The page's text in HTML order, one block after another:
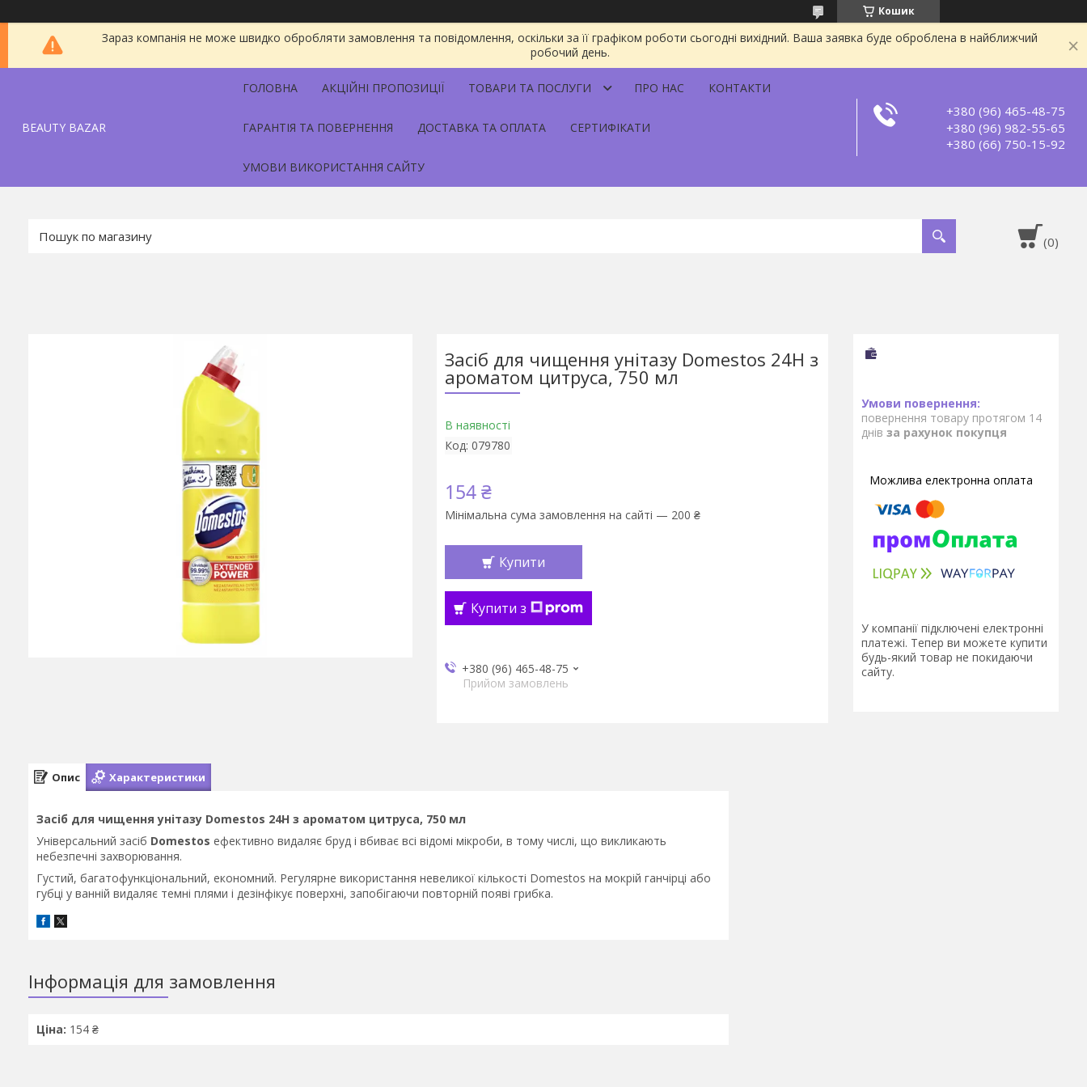
Кошик
Зараз компанія не може швидко обробляти замовлення та повідомлення, оскільки за її графіком роботи сьогодні вихідний. Ваша заявка буде оброблена в найближчий
робочий день.
BEAUTY BAZAR
ГОЛОВНА АКЦІЙНІ ПРОПОЗИЦІЇ ТОВАРИ ТА ПОСЛУГИ ПРО НАС КОНТАКТИ
ГАРАНТІЯ ТА ПОВЕРНЕННЯ ДОСТАВКА ТА ОПЛАТА СЕРТИФІКАТИ
УМОВИ ВИКОРИСТАННЯ САЙТУ
+380 (96) 465-48-75
+380 (96) 982-55-65
+380 (66) 750-15-92
Засіб для чищення унітазу Domestos 24H з
ароматом цитруса, 750 мл
В наявності
Код: 079780
154 ₴
Мінімальна сума замовлення на сайті — 200 ₴
Купити
Купити з
+380 (96) 465-48-75
Прийом замовлень
повернення товару протягом 14
днів за рахунок покупця
У компанії підключені електронні
платежі. Тепер ви можете купити
будь-який товар не покидаючи
сайту.
Опис Характеристики
Засіб для чищення унітазу Domestos 24H з ароматом цитруса, 750 мл
Універсальний засіб Domestos ефективно видаляє бруд і вбиває всі відомі мікроби, в тому числі, що викликають
небезпечні захворювання.
Густий, багатофункціональний, економний. Регулярне використання невеликої кількості Domestos на мокрій ганчірці або
губці у ванній видаляє темні плями і дезінфікує поверхні, запобігаючи повторній появі грибка.
Інформація для замовлення
Ціна: 154 ₴